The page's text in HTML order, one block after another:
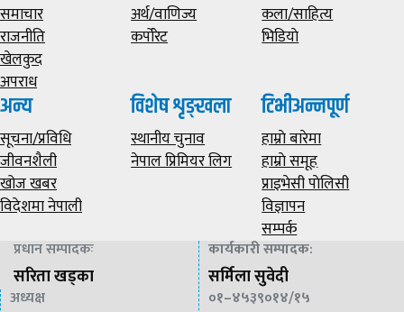
समाचार
राजनीति
खेलकुद
अपराध
अर्थ/वाणिज्य
कर्पोरेट
कला/साहित्य
भिडियाे
अन्य
सूचना/प्रविधि
जीवनशैली
खोज खबर
विदेशमा नेपाली
विशेष शृङ्खला
स्थानीय चुनाव
नेपाल प्रिमियर लिग
टिभीअन्नपूर्ण
हाम्राे बारेमा
हाम्राे समूह
प्राइभेसी पाेलिसी
विज्ञापन
सम्पर्क
प्रधान सम्पादकः
सरिता खड्का
कार्यकारी सम्पादक:
सर्मिला सुवेदी
अध्यक्ष ०१–४५३९०१४/१५